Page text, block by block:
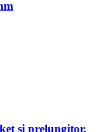
si prelungitor,